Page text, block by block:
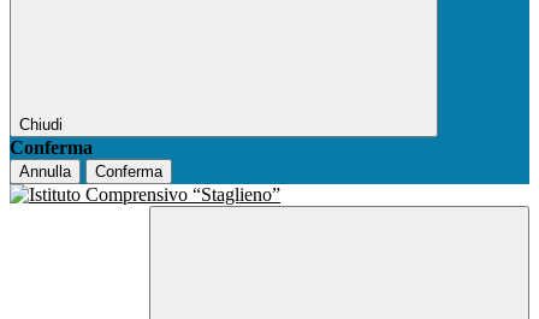
Chiudi
Conferma
Annulla Conferma